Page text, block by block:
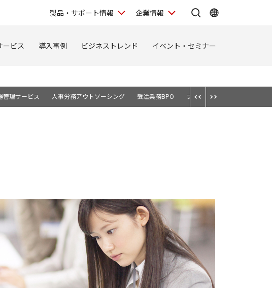
製品・サポート情報 企業情報
ービス 導入事例 ビジネストレンド イベント・セミナー
管理サービス 人事労務アウトソーシング 受注業務BPO プリントコンサルティングサ